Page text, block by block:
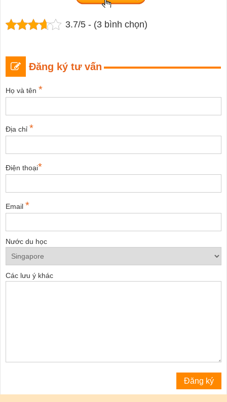
3.7/5 - (3 bình chọn)
Đăng ký tư vấn
Họ và tên *
Địa chỉ *
Điện thoại*
Email *
Nước du học
Các lưu ý khác